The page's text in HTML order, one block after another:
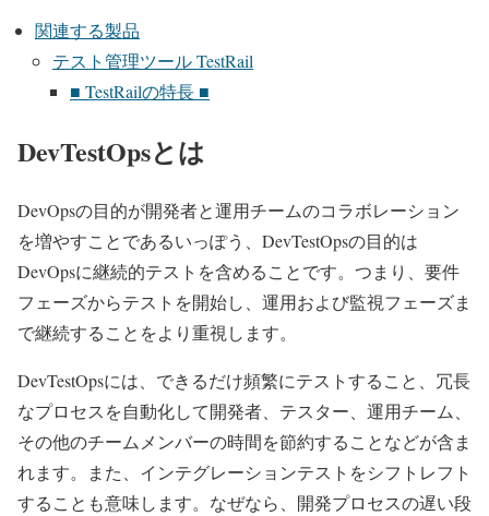
関連する製品
テスト管理ツール TestRail
■ TestRailの特長 ■
DevTestOpsとは
DevOpsの目的が開発者と運用チームのコラボレーション
を増やすことであるいっぽう、DevTestOpsの目的は
DevOpsに継続的テストを含めることです。つまり、要件
フェーズからテストを開始し、運用および監視フェーズま
で継続することをより重視します。
DevTestOpsには、できるだけ頻繁にテストすること、冗長
なプロセスを自動化して開発者、テスター、運用チーム、
その他のチームメンバーの時間を節約することなどが含ま
れます。また、インテグレーションテストをシフトレフト
することも意味します。なぜなら、開発プロセスの遅い段